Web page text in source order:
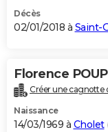
Décès
02/01/2018 à Saint-
Florence
Créer une cagnotte
Naissance
14/03/1969 à Cholet